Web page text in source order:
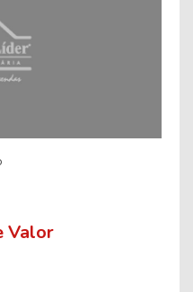
Valor